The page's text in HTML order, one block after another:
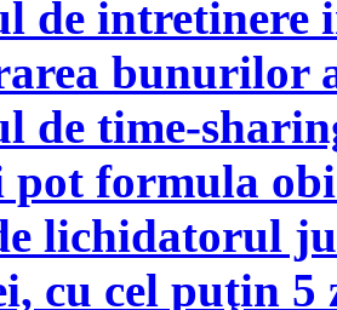
de intretinere
bunurilor
de time-
pot formula
lichidatorul
cu cel puţin